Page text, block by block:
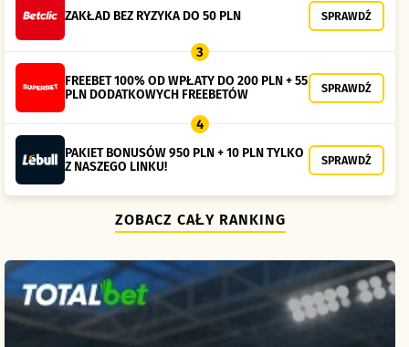
ZAKŁAD BEZ RYZYKA DO 50 PLN SPRAWDŹ
3
FREEBET 100% OD WPŁATY DO 200 PLN + 55
PLN DODATKOWYCH FREEBETÓW
SPRAWDŹ
4
PAKIET BONUSÓW 950 PLN + 10 PLN TYLKO
Z NASZEGO LINKU!
SPRAWDŹ
ZOBACZ CAŁY RANKING